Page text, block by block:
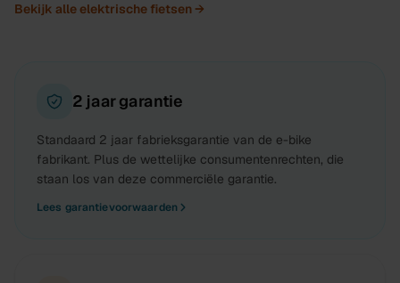
Bekijk alleelektrische fietsen →
2 jaar garantie
Standaard 2 jaar fabrieksgarantie van de e-bike
fabrikant. Plus de wettelijke consumentenrechten, die
staan los van deze commerciële garantie.
Lees garantievoorwaarden